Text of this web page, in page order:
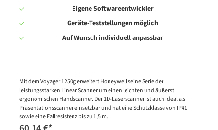
Eigene Softwareentwickler
Geräte-Teststellungen möglich
Auf Wunsch individuell anpassbar
Mit dem Voyager 1250g erweitert Honeywell seine Serie der
leistungsstarken Linear Scanner um einen leichten und äußerst
ergonomischen Handscanner. Der 1D-Laserscanner ist auch ideal als
Präsentationsscanner einsetzbar und hat eine Schutzklasse von IP41
sowie eine Fallresistenz bis zu 1,5 m.